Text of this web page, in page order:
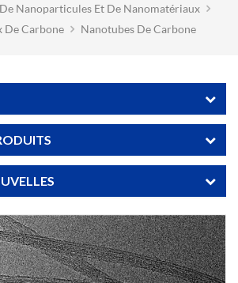
Nanoparticules Et De Nanomatériaux
De Carbone
Nanotubes De Carbone